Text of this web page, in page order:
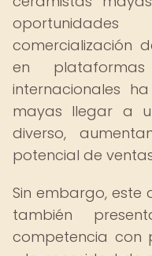
comercialización
en
internacionales
mayas llegar a
diverso,
potencial de
Sin embargo,
también
competencia con